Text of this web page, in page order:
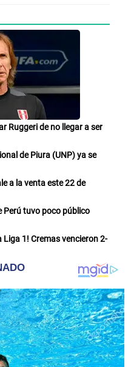
Ruggeri de no llegar a ser
de Piura (UNP) ya se
a la venta este 22 de
Perú tuvo poco público
Liga 1! Cremas vencieron 2-